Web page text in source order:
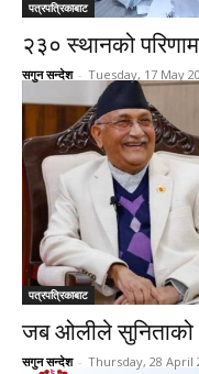
पत्रपत्रिकाबाट
२३० स्थानको
सगुन सन्देश - Tuesday, 17 May
पत्रपत्रिकाबाट
जब ओलीले सुनिताको
सगुन सन्देश - Thursday, 28 April